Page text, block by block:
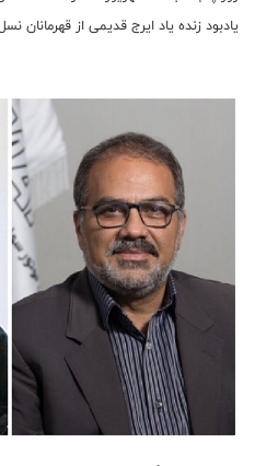
یادبود زنده یاد ایرج قدیمی از قهرمانان